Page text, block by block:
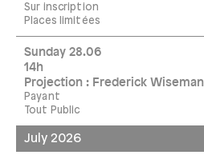
Sur inscription
Places limitées
Sunday 28.06
14h
Projection : Frederick Wiseman
Payant
Tout Public
July 2026